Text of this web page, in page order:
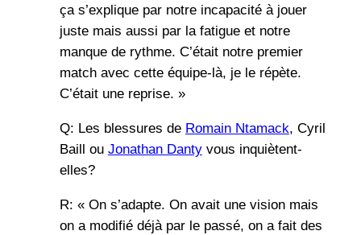
ça s’explique par notre incapacité à jouer
juste mais aussi par la fatigue et notre
manque de rythme. C’était notre premier
match avec cette équipe-là, je le répète.
C’était une reprise. »
Q: Les blessures de Romain Ntamack, Cyril
Baill ou Jonathan Dantyvous inquiètent-
elles?
R: « On s’adapte. On avait une vision mais
on a modifié déjà par le passé, on a fait des